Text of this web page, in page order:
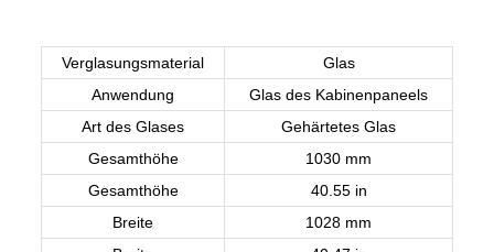
Verglasungsmaterial
Glas
Anwendung
Glas des Kabinenpaneels
Art des Glases
Gehärtetes Glas
Gesamthöhe
1030 mm
Gesamthöhe
40.55 in
Breite
1028 mm